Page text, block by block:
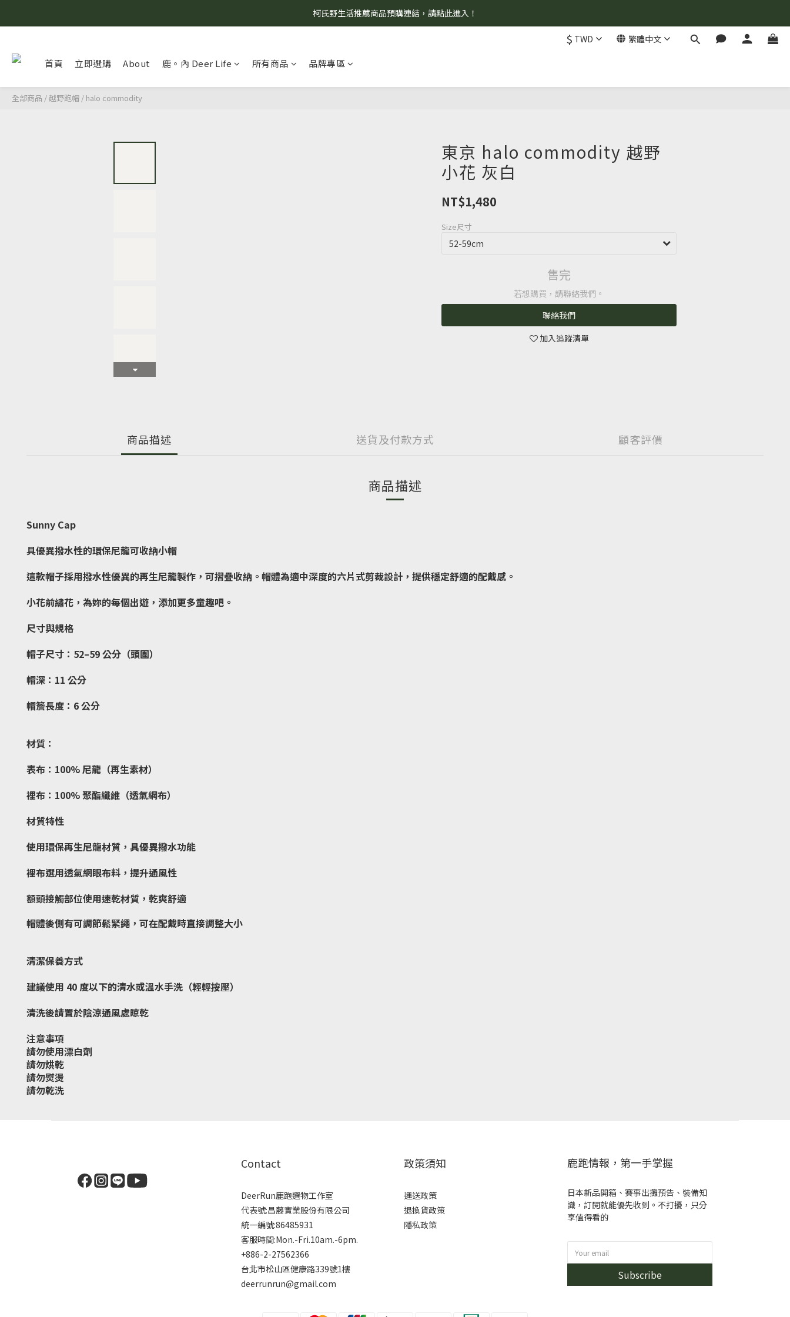
8/7 當天暫停開放工作室。請見諒！
柯氏野生活推薦商品預購連結，請點此進入！
$ TWD 繁體中文
首頁 立即選購 About 鹿。內 Deer Life 所有商品 品牌專區
全部商品 /越野跑帽 / halo commodity
東京 halo commodity 越野
小花 灰白
NT$1,480
Size尺寸
售完
若想購買，請聯絡我們。
聯絡我們
加入追蹤清單
商品描述 送貨及付款方式 顧客評價
商品描述
Sunny Cap
具優異撥水性的環保尼龍可收納小帽
這款帽子採用撥水性優異的再生尼龍製作，可摺疊收納。帽體為適中深度的六片式剪裁設計，提供穩定舒適的配戴感。
小花前繡花，為妳的每個出遊，添加更多童趣吧。
尺寸與規格
帽子尺寸：52–59 公分（頭圍）
帽深：11 公分
帽簷長度：6 公分
材質：
表布：100% 尼龍（再生素材）
裡布：100% 聚酯纖維（透氣網布）
材質特性
使用環保再生尼龍材質，具優異撥水功能
裡布選用透氣網眼布料，提升通風性
額頭接觸部位使用速乾材質，乾爽舒適
帽體後側有可調節鬆緊繩，可在配戴時直接調整大小
清潔保養方式
建議使用 40 度以下的清水或溫水手洗（輕輕按壓）
清洗後請置於陰涼通風處晾乾
注意事項
請勿使用漂白劑
請勿烘乾
請勿熨燙
請勿乾洗
Contact
DeerRun鹿跑選物工作室
代表號:昌藤實業股份有限公司
統一編號:86485931
客服時間:Mon.-Fri.10am.-6pm.
+886-2-27562366
台北市松山區健康路339號1樓
deerrunrun@gmail.com
政策須知
運送政策
退換貨政策
隱私政策
鹿跑情報，第一手掌握
日本新品開箱、賽事出攤預告、裝備知
識，訂閱就能優先收到。不打擾，只分
享值得看的
Subscribe